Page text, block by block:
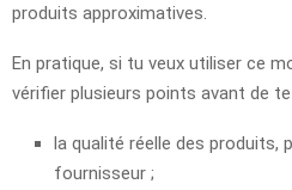
produits approximatives.
En pratique, si tu veux utiliser ce
vérifier plusieurs points avant de te
la qualité réelle des produits,
fournisseur ;